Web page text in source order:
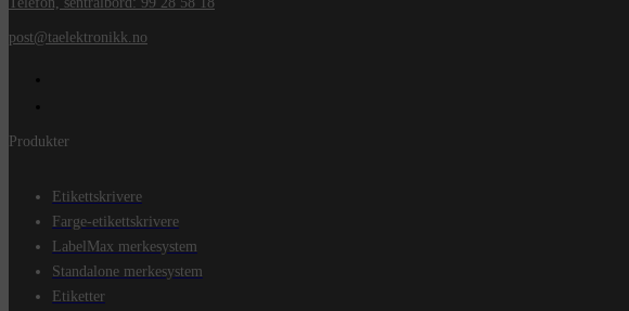
post@taelektronikk.no
Produkter
Etikettskrivere
Farge-etikettskrivere
LabelMax merkesystem
Standalone merkesystem
Etiketter